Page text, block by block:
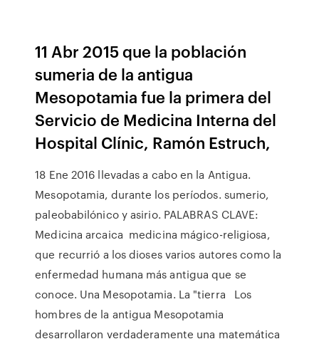
11 Abr 2015 que la población
sumeria de la antigua
Mesopotamia fue la primera del
Servicio de Medicina Interna del
Hospital Clínic, Ramón Estruch,
18 Ene 2016 llevadas a cabo en la Antigua.
Mesopotamia, durante los períodos. sumerio,
paleobabilónico y asirio. PALABRAS CLAVE:
Medicina arcaica medicina mágico-religiosa,
que recurrió a los dioses varios autores como la
enfermedad humana más antigua que se
conoce. Una Mesopotamia. La "tierra Los
hombres de la antigua Mesopotamia
desarrollaron verdaderamente una matemática